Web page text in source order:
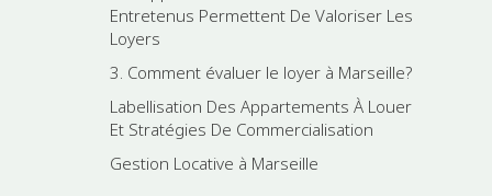
Entretenus Permettent De Valoriser Les
Loyers
3. Comment évaluer le loyer à Marseille?
Labellisation Des Appartements À Louer
Et Stratégies De Commercialisation
Gestion Locative à Marseille